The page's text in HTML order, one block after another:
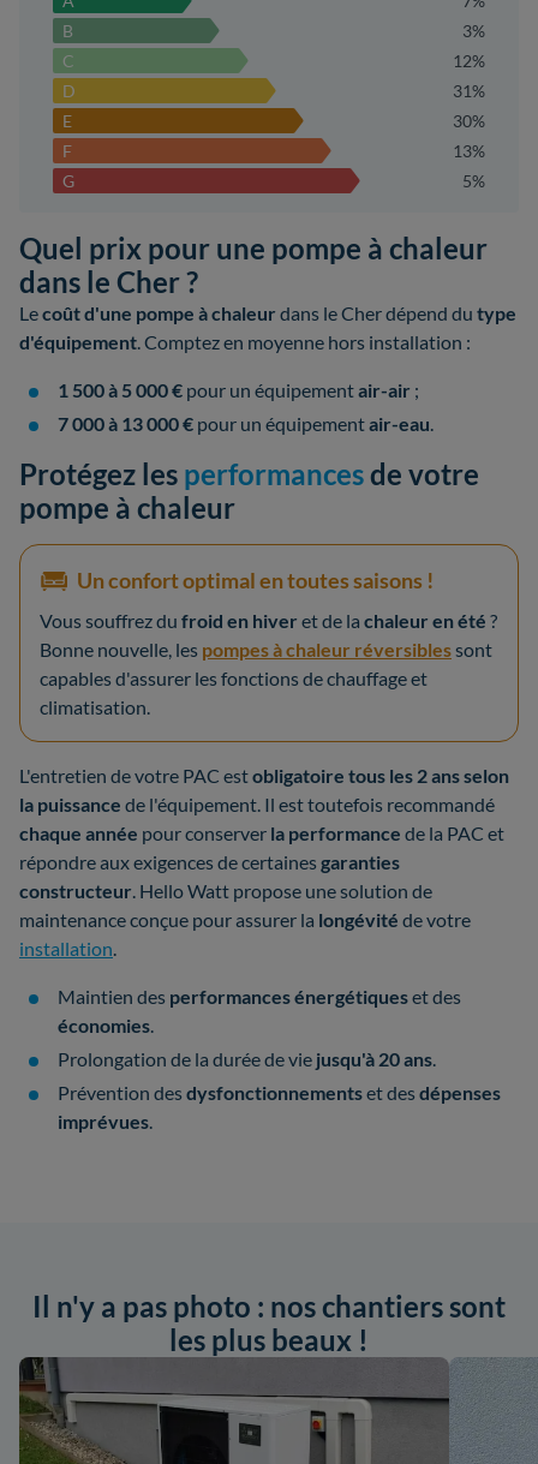
B
3%
C
12%
D
31%
E
30%
F
13%
G
5%
Quel prix pour une pompe à chaleur
dans le Cher ?
Lecoût d'une pompe à chaleur dans le Cher dépend du type
d'équipement. Comptez en moyenne hors installation :
1 500 à 5 000 € pour un équipementair-air ;
7 000 à 13 000 € pour un équipementair-eau.
Protégez les performancesde votre
pompe à chaleur
Un confort optimal en toutes saisons !
Vous souffrez du froid en hiver et de la chaleur en été ?
Bonne nouvelle, les pompes à chaleur réversiblessont
capables d'assurer les fonctions de chauffage et
climatisation.
L'entretien de votre PAC estobligatoire tous les 2 ans selon
la puissance de l'équipement. Il est toutefois recommandé
chaque année pour conserver la performance de la PAC et
répondre aux exigences de certainesgaranties
constructeur. Hello Watt propose une solution de
maintenance conçue pour assurer la longévité de votre
installation.
Maintien des performances énergétiqueset des
économies.
Prolongation de la durée de vie jusqu'à 20 ans.
Prévention desdysfonctionnementset desdépenses
imprévues.
Il n'y a pas photo : nos chantiers sont
les plus beaux !